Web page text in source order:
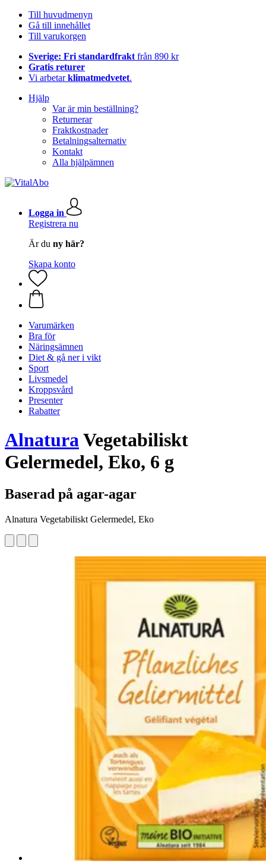
Till huvudmenyn
Gå till innehållet
Till varukorgen
Sverige: Fri standardfrakt från 890 kr
Gratis returer
Vi arbetarklimatmedvetet.
Hjälp
Var är min beställning?
Returnerar
Fraktkostnader
Betalningsalternativ
Kontakt
Alla hjälpämnen
Logga in
Registrera nu
Är du ny här?
Skapa konto
Varumärken
Bra för
Näringsämnen
Diet & gå ner i vikt
Sport
Livsmedel
Kroppsvård
Presenter
Rabatter
AlnaturaVegetabiliskt
Gelermedel, Eko, 6 g
Baserad på agar-agar
Alnatura Vegetabiliskt Gelermedel, Eko